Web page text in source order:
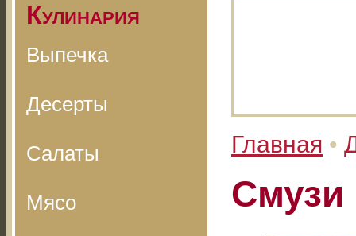
Кулинария
Выпечка
Десерты
Салаты
Мясо
Главная •
Смузи